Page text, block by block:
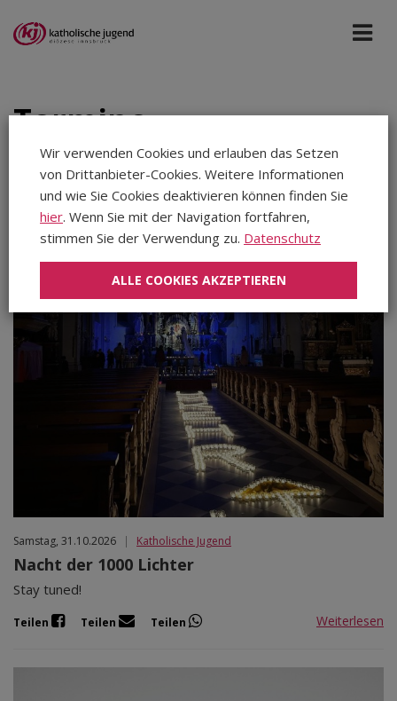
Termine
Alle Portale Nov 2026
Aug 2026
Sep 2026
Okt 2026
Nov 2026
Dez 2026
Jan 2027
Feb 2027
Mär 2027
Apr 2027
Mai 2027
Jun 2027
Jul 2027
Samstag, 31.10.2026 | Katholische Jugend
Nacht der 1000 Lichter
Stay tuned!
Teilen Teilen Teilen Weiterlesen
Wir verwenden Cookies und erlauben das Setzen
von Drittanbieter-Cookies. Weitere Informationen
und wie Sie Cookies deaktivieren können finden Sie
hier. Wenn Sie mit der Navigation fortfahren,
stimmen Sie der Verwendung zu. Datenschutz
ALLE COOKIES AKZEPTIEREN